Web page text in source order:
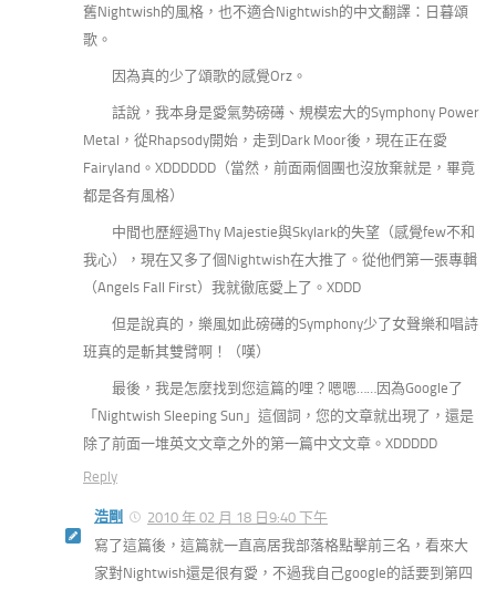
舊Nightwish的風格，也不適合Nightwish的中文翻譯：日暮頌
歌。
因為真的少了頌歌的感覺Orz。
話說，我本身是愛氣勢磅礡、規模宏大的Symphony Power
Metal，從Rhapsody開始，走到Dark Moor後，現在正在愛
Fairyland。XDDDDDD（當然，前面兩個團也沒放棄就是，畢竟
都是各有風格）
中間也歷經過Thy Majestie與Skylark的失望（感覺few不和
我心），現在又多了個Nightwish在大推了。從他們第一張專輯
（Angels Fall First）我就徹底愛上了。XDDD
但是說真的，樂風如此磅礡的Symphony少了女聲樂和唱詩
班真的是斬其雙臂啊！（嘆）
最後，我是怎麼找到您這篇的哩？嗯嗯……因為Google了
「Nightwish Sleeping Sun」這個詞，您的文章就出現了，還是
除了前面一堆英文文章之外的第一篇中文文章。XDDDDD
Reply
浩剛
2010 年 02 月 18 日9:40 下午
寫了這篇後，這篇就一直高居我部落格點擊前三名，看來大
家對Nightwish還是很有愛，不過我自己google的話要到第四